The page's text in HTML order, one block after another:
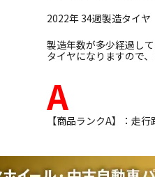
2022年 34週製造タイヤ
製造年数が多少経過し
タイヤになりますので
A
【商品ランクA】：走